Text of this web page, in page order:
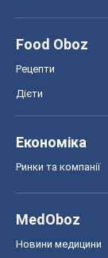
Food Oboz
Рецепти
Дієти
Економіка
Ринки та компанії
MedOboz
Новини медицини